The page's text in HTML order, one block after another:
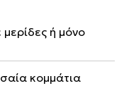
ή μόνο
κομμάτια